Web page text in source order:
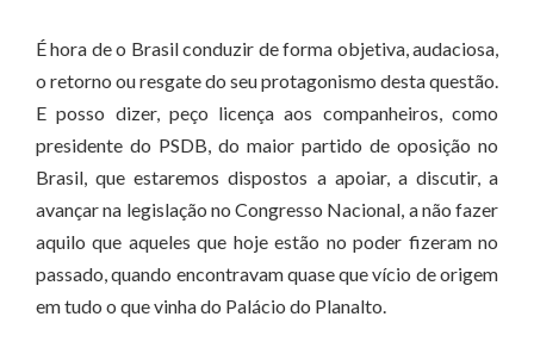
É hora de o Brasil conduzir de forma objetiva, audaciosa,
o retorno ou resgate do seu protagonismo desta questão.
E posso dizer, peço licença aos companheiros, como
presidente do PSDB, do maior partido de oposição no
Brasil, que estaremos dispostos a apoiar, a discutir, a
avançar na legislação no Congresso Nacional, a não fazer
aquilo que aqueles que hoje estão no poder fizeram no
passado, quando encontravam quase que vício de origem
em tudo o que vinha do Palácio do Planalto.